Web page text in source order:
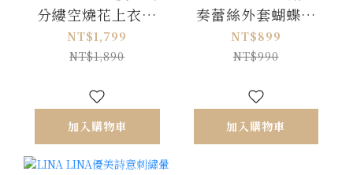
分縷空燒花上衣長
裙兩件組-溫柔杏
NT$1,799
NT$1,890
加入購物車
奏蕾絲外套蝴蝶結
背心兩件組-甜美粉
NT$899
NT$990
加入購物車